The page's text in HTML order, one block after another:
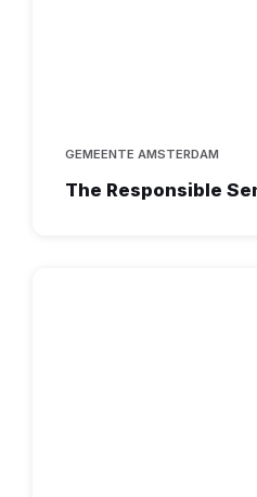
GEMEENTE AMSTERDAM
The Responsible